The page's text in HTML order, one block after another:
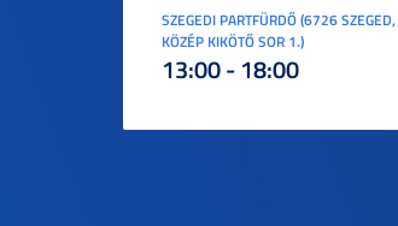
SZEGEDI PARTFÜRDŐ (6726 SZEGED,
KÖZÉP KIKÖTŐ SOR 1.)
13:00 - 18:00